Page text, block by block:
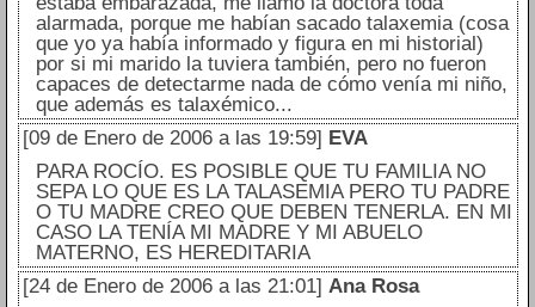
alarmada, porque me habían sacado talaxemia (cosa
que yo ya había informado y figura en mi historial)
por si mi marido la tuviera también, pero no fueron
capaces de detectarme nada de cómo venía mi niño,
que además es talaxémico...
[09 de Enero de 2006 a las 19:59] EVA
PARA ROCÍO. ES POSIBLE QUE TU FAMILIA NO
SEPA LO QUE ES LA TALASEMIA PERO TU PADRE
O TU MADRE CREO QUE DEBEN TENERLA. EN MI
CASO LA TENÍA MI MADRE Y MI ABUELO
MATERNO, ES HEREDITARIA
[24 de Enero de 2006 a las 21:01] Ana Rosa